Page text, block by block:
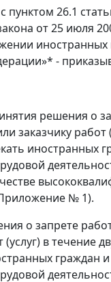
пунктом 26.1
от 25 июля
иностранных
-
решения о
заказчику работ
иностранных
№ 1).
о запрете
(услуг) в течение
граждан